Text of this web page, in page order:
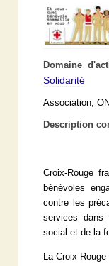
Domaine
Solidarité
Association,
Description
Croix-Rouge
bénévoles
contre les
services dans
social et de la
La Croix-